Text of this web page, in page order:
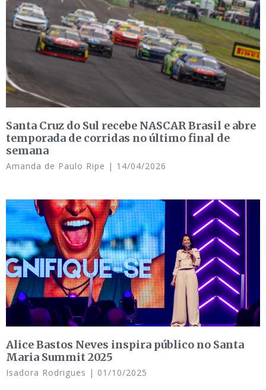
Santa Cruz do Sul recebe NASCAR Brasil e abre
temporada de corridas no último final de
semana
Amanda de Paulo Ripe 14/04/2026
Alice Bastos Neves inspira público no Santa
Maria Summit 2025
Isadora Rodrigues 01/10/2025